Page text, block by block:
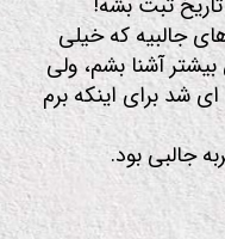
جالبیه که خیلی
آشنا بشم، ولی
شد برای اینکه برم
جالبی بود.